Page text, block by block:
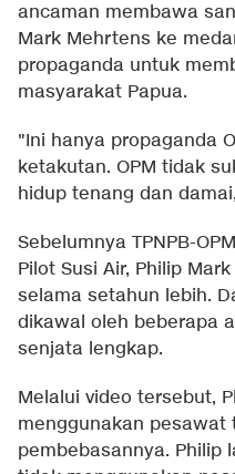
ancaman membawa
Mark Mehrtens ke
propaganda untuk
masyarakat Papua.
"Ini hanya propaganda
ketakutan. OPM tidak
hidup tenang dan
Sebelumnya TPNPB-
Pilot Susi Air, Philip
selama setahun lebih.
dikawal oleh beberapa
senjata lengkap.
Melalui video tersebut,
menggunakan pesawat
pembebasannya. Philip